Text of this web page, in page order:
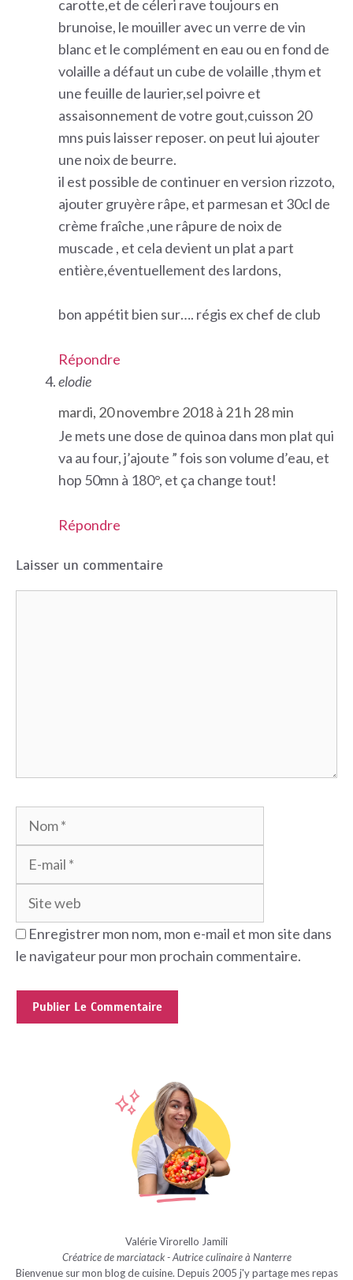
carotte,et de céleri rave toujours en
brunoise, le mouiller avec un verre de vin
blanc et le complément en eau ou en fond de
volaille a défaut un cube de volaille ,thym et
une feuille de laurier,sel poivre et
assaisonnement de votre gout,cuisson 20
mns puis laisser reposer. on peut lui ajouter
une noix de beurre.
il est possible de continuer en version rizzoto,
ajouter gruyère râpe, et parmesan et 30cl de
crème fraîche ,une râpure de noix de
muscade , et cela devient un plat a part
entière,éventuellement des lardons,
bon appétit bien sur…. régis ex chef de club
Répondre
elodie
mardi, 20 novembre 2018 à 21 h 28 min
Je mets une dose de quinoa dans mon plat qui
va au four, j’ajoute ” fois son volume d’eau, et
hop 50mn à 180°, et ça change tout!
Répondre
Laisser un commentaire
Nom
Enregistrer mon nom, mon e-mail et mon site dans
le navigateur pour mon prochain commentaire.
Valérie Virorello Jamili
Créatrice de marciatack - Autrice culinaire à Nanterre
Bienvenue sur mon blog de cuisine. Depuis 2005 j'y partage mes repas